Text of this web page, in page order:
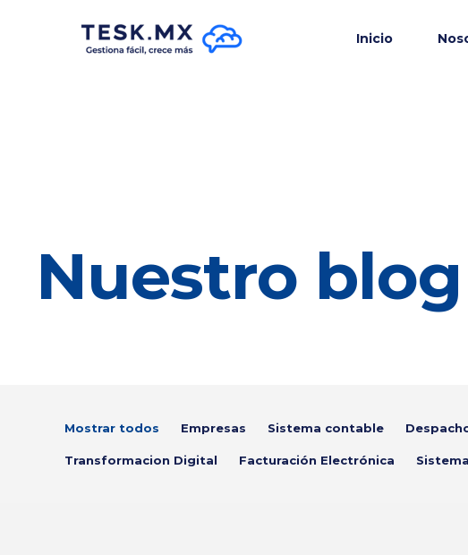
Inicio
Nuestro blog
Mostrar todos Empresas Sistema contable
Transformacion Digital Facturación Electrónica